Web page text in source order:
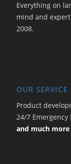
Everything on
mind and
2008.
OUR SERVICE
Product
24/7 Emergency
and much more